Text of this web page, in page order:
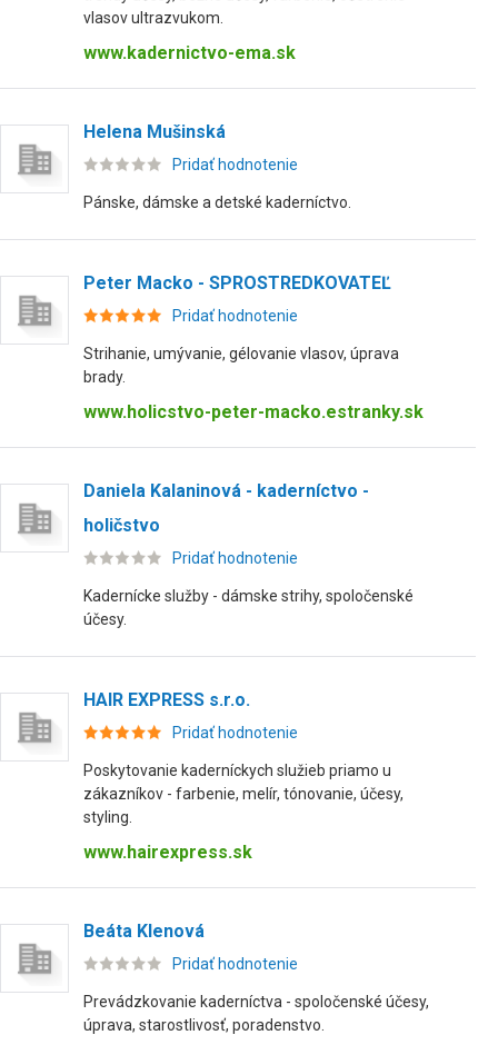
vlasov ultrazvukom.
www.kadernictvo-ema.sk
Helena Mušinská
Pridať hodnotenie
Pánske, dámske a detské kaderníctvo.
Peter Macko - SPROSTREDKOVATEĽ
Pridať hodnotenie
Strihanie, umývanie, gélovanie vlasov, úprava
brady.
www.holicstvo-peter-macko.estranky.sk
Daniela Kalaninová - kaderníctvo -
holičstvo
Pridať hodnotenie
Kadernícke služby - dámske strihy, spoločenské
účesy.
HAIR EXPRESS s.r.o.
Pridať hodnotenie
Poskytovanie kaderníckych služieb priamo u
zákazníkov - farbenie, melír, tónovanie, účesy,
styling.
www.hairexpress.sk
Beáta Klenová
Pridať hodnotenie
Prevádzkovanie kaderníctva - spoločenské účesy,
úprava, starostlivosť, poradenstvo.